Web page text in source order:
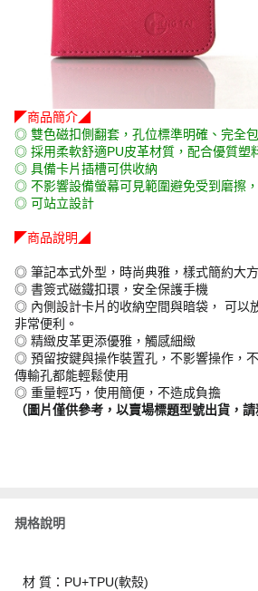
◤商品簡介◢
◎ 雙色磁扣側翻套，孔位標準明確、完全
◎ 採用柔軟舒適PU皮革材質，配合優質塑
◎ 具備卡片插槽可供收納
◎ 不影響設備螢幕可見範圍避免受到磨擦
◎ 可站立設計
◤商品說明◢
◎ 筆記本式外型，時尚典雅，樣式簡約大
◎ 書簽式磁鐵扣環，安全保護手機
◎ 內側設計卡片的收納空間與暗袋， 可以
非常便利。
◎ 精緻皮革更添優雅，觸感細緻
◎ 預留按鍵與操作裝置孔，不影響操作，
傳輸孔都能輕鬆使用
◎ 重量輕巧，使用簡便，不造成負擔
（圖片僅供參考，以賣場標題型號出貨，
規格說明
材 質：PU+TPU(軟殼)